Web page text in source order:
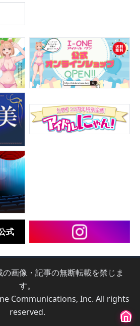
式
画像・記事の無断転載を禁じま
す。
Communications, Inc. All rights
reserved.